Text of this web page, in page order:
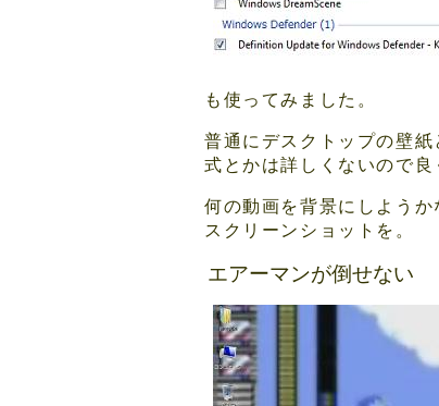
も使ってみました。
普通にデスクトップの壁
式とかは詳しくないので良
何の動画を背景にしよう
スクリーンショットを。
エアーマンが倒せない